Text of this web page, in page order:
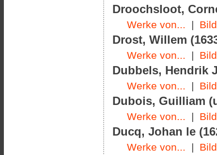
Droochsloot,
Werke von... |
Drost, Willem
Werke von... |
Dubbels, Hendrik
Werke von... |
Dubois, Guilliam
Werke von... |
Ducq, Johan le
Werke von... |